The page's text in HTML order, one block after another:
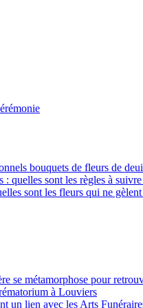
bouquets de fleurs de
quelles sont les règles à
sont les fleurs qui ne gèlent
se métamorphose pour
à Louviers
un lien avec les Arts